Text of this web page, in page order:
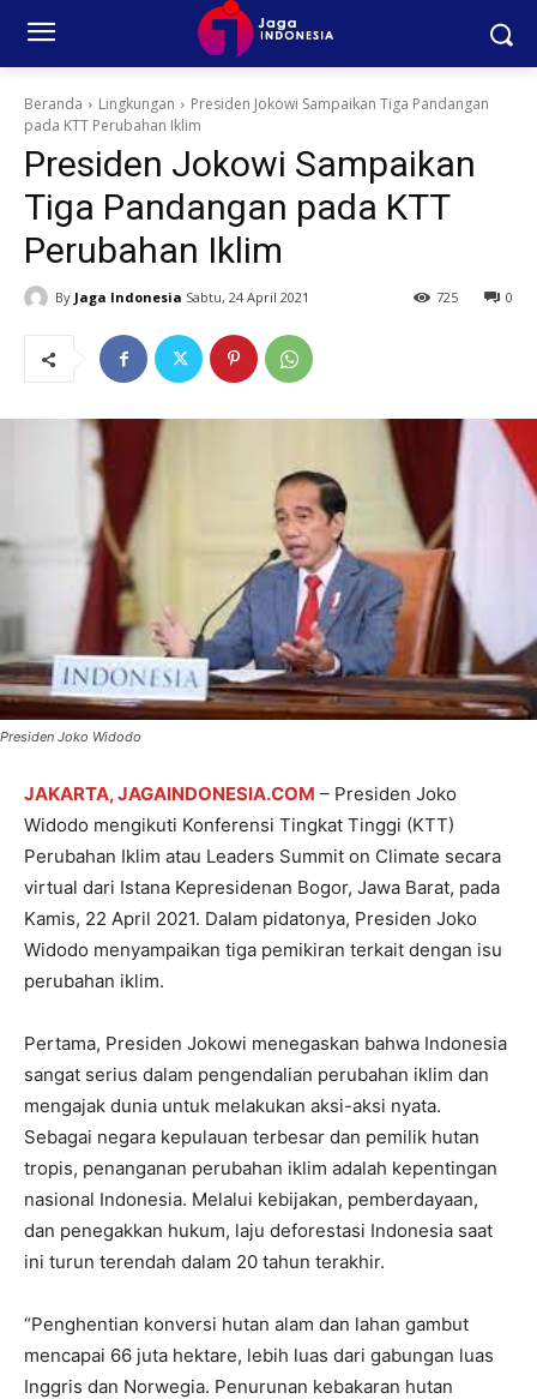
Beranda Lingkungan
Presiden Jokowi Sampaikan Tiga Pandangan
pada KTT Perubahan Iklim
Presiden Jokowi Sampaikan
Tiga Pandangan pada KTT
Perubahan Iklim
By Jaga Indonesia Sabtu, 24 April 2021 0
725
Presiden Joko Widodo
JAKARTA, JAGAINDONESIA.COM – Presiden Joko
Widodo mengikuti Konferensi Tingkat Tinggi (KTT)
Perubahan Iklim atau Leaders Summit on Climate secara
virtual dari Istana Kepresidenan Bogor, Jawa Barat, pada
Kamis, 22 April 2021. Dalam pidatonya, Presiden Joko
Widodo menyampaikan tiga pemikiran terkait dengan isu
perubahan iklim.
Pertama, Presiden Jokowi menegaskan bahwa Indonesia
sangat serius dalam pengendalian perubahan iklim dan
mengajak dunia untuk melakukan aksi-aksi nyata.
Sebagai negara kepulauan terbesar dan pemilik hutan
tropis, penanganan perubahan iklim adalah kepentingan
nasional Indonesia. Melalui kebijakan, pemberdayaan,
dan penegakkan hukum, laju deforestasi Indonesia saat
ini turun terendah dalam 20 tahun terakhir.
“Penghentian konversi hutan alam dan lahan gambut
mencapai 66 juta hektare, lebih luas dari gabungan luas
Inggris dan Norwegia. Penurunan kebakaran hutan